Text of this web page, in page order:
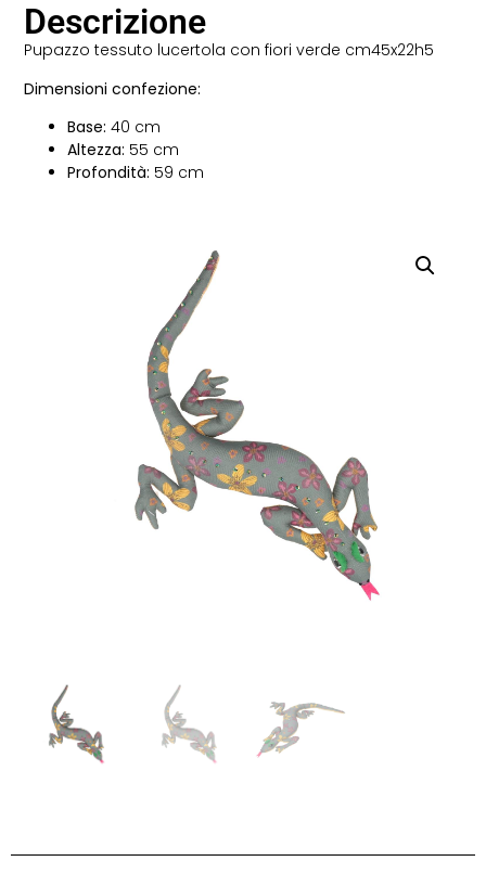
Descrizione
Pupazzo tessuto lucertola con fiori verde cm45x22h5
Dimensioni confezione:
Base: 40 cm
Altezza: 55 cm
Profondità: 59 cm